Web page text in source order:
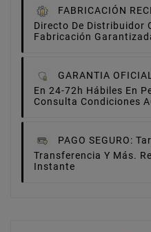
FABRICACIÓN
Directo De Distribuidor
Fabricación
GARANTIA
En 24-72h Hábiles En
Consulta Condiciones
PAGO SEGURO:
Transferencia Y Más.
Instante